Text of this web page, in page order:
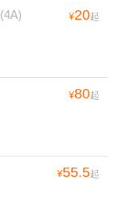
(4A) ¥20起
¥80起
¥55.5起